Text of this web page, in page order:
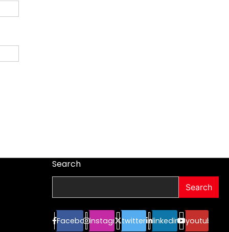
Search
Search
Facebookinstagramtwitter linkedin youtube